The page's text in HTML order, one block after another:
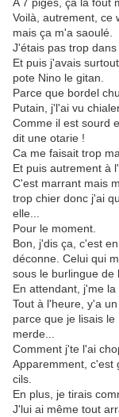
Voilà, autrement, ce
mais ça m'a saoulé.
J'étais pas trop dans
Et puis j'avais
pote Nino le gitan.
Parce que bordel
Putain, j'l'ai vu
Comme il est sourd
dit une otarie !
Ca me faisait trop
Et puis autrement à
C'est marrant mais
trop chier donc j'ai
elle...
Pour le moment.
Bon, j'dis ça, c'est
déconne. Celui qui
sous le burlingue de
En attendant, j'me
Tout à l'heure, y'a
parce que je lisais
merde...
Comment j'te l'ai
Apparemment, c'est
cils.
En plus, je tirais
J'lui ai même tout